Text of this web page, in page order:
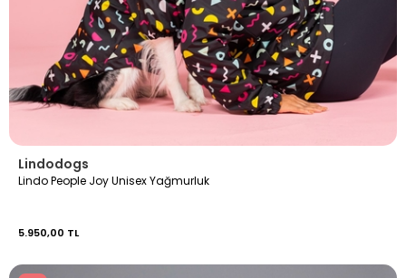
Lindodogs
Lindo People Joy Unisex Yağmurluk
5.950,00 TL